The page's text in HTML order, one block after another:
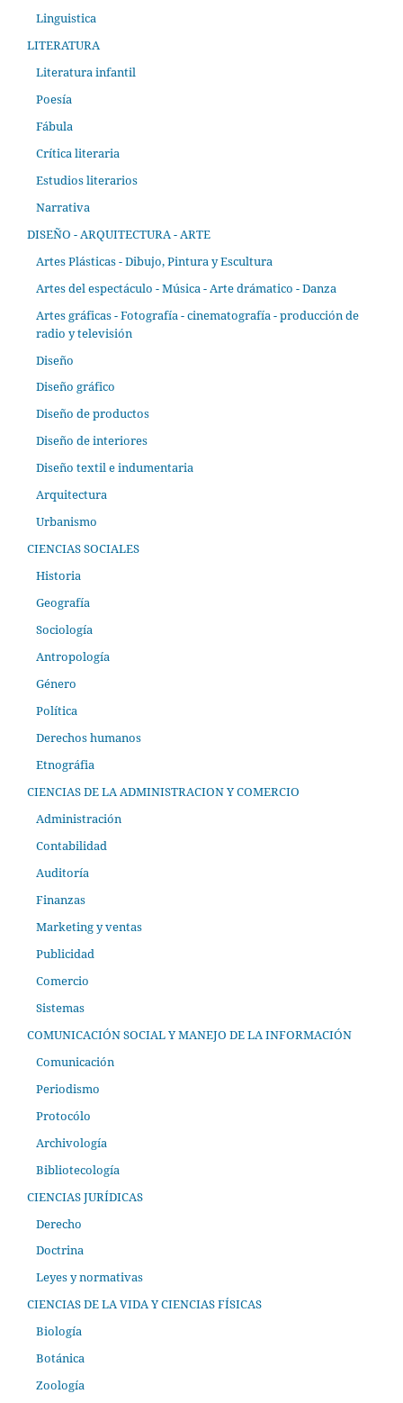
Linguistica
LITERATURA
Literatura infantil
Poesía
Fábula
Crítica literaria
Estudios literarios
Narrativa
DISEÑO - ARQUITECTURA - ARTE
Artes Plásticas - Dibujo, Pintura y Escultura
Artes del espectáculo - Música - Arte drámatico - Danza
Artes gráficas - Fotografía - cinematografía - producción de
radio y televisión
Diseño
Diseño gráfico
Diseño de productos
Diseño de interiores
Diseño textil e indumentaria
Arquitectura
Urbanismo
CIENCIAS SOCIALES
Historia
Geografía
Sociología
Antropología
Género
Política
Derechos humanos
Etnográfia
CIENCIAS DE LA ADMINISTRACION Y COMERCIO
Administración
Contabilidad
Auditoría
Finanzas
Marketing y ventas
Publicidad
Comercio
Sistemas
COMUNICACIÓN SOCIAL Y MANEJO DE LA INFORMACIÓN
Comunicación
Periodismo
Protocólo
Archivología
Bibliotecología
CIENCIAS JURÍDICAS
Derecho
Doctrina
Leyes y normativas
CIENCIAS DE LA VIDA Y CIENCIAS FÍSICAS
Biología
Botánica
Zoología